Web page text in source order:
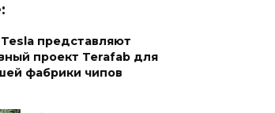
Tesla представляют
проект Terafab для
фабрики чипов